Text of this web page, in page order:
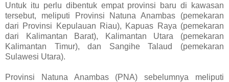
Untuk itu perlu dibentuk empat provinsi baru di kawasan
tersebut, meliputi Provinsi Natuna Anambas (pemekaran
dari Provinsi Kepulauan Riau), Kapuas Raya (pemekaran
dari Kalimantan Barat), Kalimantan Utara (pemekaran
Kalimantan Timur), dan Sangihe Talaud (pemekaran
Sulawesi Utara).
Provinsi Natuna Anambas (PNA) sebelumnya meliputi